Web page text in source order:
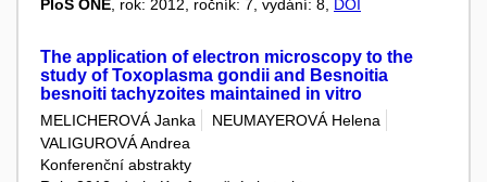
PloS ONE , rok: 2012, ročník: 7, vydání: 8, DOI
The application of electron microscopy to the
study of Toxoplasma gondii and Besnoitia
besnoiti tachyzoites maintained in vitro
MELICHEROVÁ Janka
NEUMAYEROVÁ Helena
VALIGUROVÁ Andrea
Konferenční abstrakty